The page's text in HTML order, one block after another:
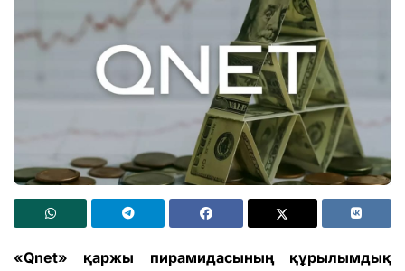
«Qnet» қаржы пирамидасының құрылымдық